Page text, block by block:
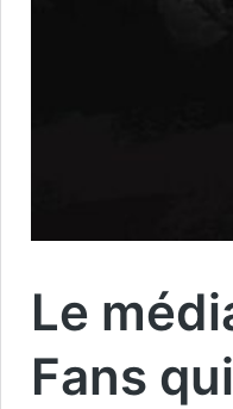
Le
Fans